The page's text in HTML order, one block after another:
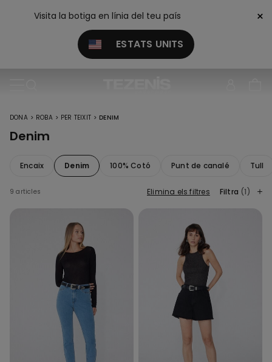
Visita la botiga en línia del teu país
ESTATS UNITS
×
DONA > ROBA > PER TEIXIT > DENIM
Denim
Encaix Denim 100% Cotó Punt de canalé Tull
9 articles Elimina els filtres Filtra (1)